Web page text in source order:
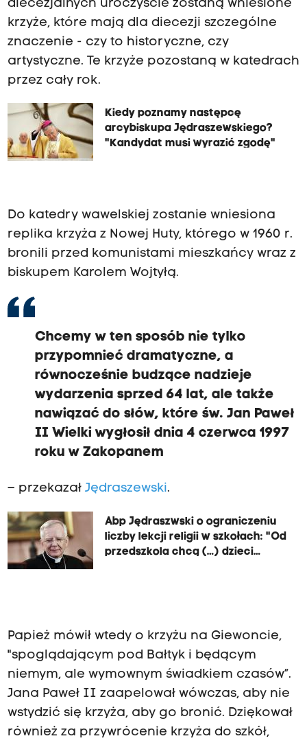
diecezjalnych uroczyście zostaną wniesione
krzyże, które mają dla diecezji szczególne
znaczenie - czy to historyczne, czy
artystyczne. Te krzyże pozostaną w katedrach
przez cały rok.
Kiedy poznamy następcę
arcybiskupa Jędraszewskiego?
"Kandydat musi wyrazić zgodę"
Do katedry wawelskiej zostanie wniesiona
replika krzyża z Nowej Huty, którego w 1960 r.
bronili przed komunistami mieszkańcy wraz z
biskupem Karolem Wojtyłą.
Chcemy w ten sposób nie tylko
przypomnieć dramatyczne, a
równocześnie budzące nadzieje
wydarzenia sprzed 64 lat, ale także
nawiązać do słów, które św. Jan Paweł
II Wielki wygłosił dnia 4 czerwca 1997
roku w Zakopanem
– przekazał Jędraszewski.
Abp Jędraszwski o ograniczeniu
liczby lekcji religii w szkołach: "Od
przedszkola chcą (…) dzieci
Papież mówił wtedy o krzyżu na Giewoncie,
"spoglądającym pod Bałtyk i będącym
niemym, ale wymownym świadkiem czasów”.
Jana Paweł II zaapelował wówczas, aby nie
wstydzić się krzyża, aby go bronić. Dziękował
również za przywrócenie krzyża do szkół,